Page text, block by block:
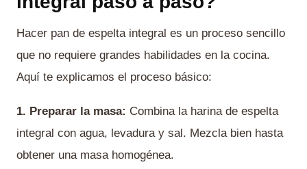
Hacer pan de espelta integral es un proceso sencillo
que no requiere grandes habilidades en la cocina.
Aquí te explicamos el proceso básico:
1. Preparar la masa: Combina la harina de espelta
integral con agua, levadura y sal. Mezcla bien hasta
obtener una masa homogénea.